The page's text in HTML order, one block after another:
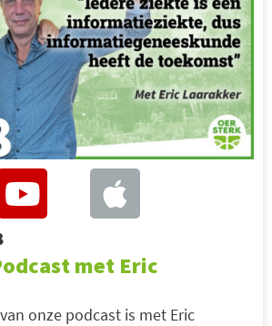
met Eric
onze podcast is met Eric